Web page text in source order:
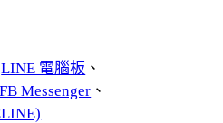
LINE 電腦板 、
FB Messenger 、